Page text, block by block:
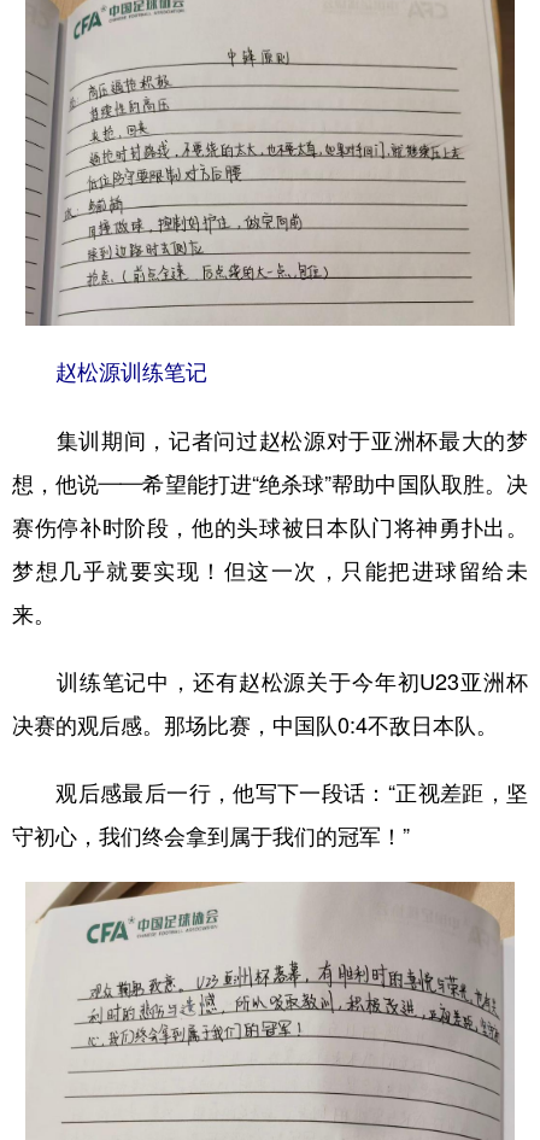
赵松源训练笔记
集训期间，记者问过赵松源对于亚洲杯最大的梦
想，他说——希望能打进“绝杀球”帮助中国队取胜。决
赛伤停补时阶段，他的头球被日本队门将神勇扑出。
梦想几乎就要实现！但这一次，只能把进球留给未
来。
训练笔记中，还有赵松源关于今年初U23亚洲杯
决赛的观后感。那场比赛，中国队0:4不敌日本队。
观后感最后一行，他写下一段话：“正视差距，坚
守初心，我们终会拿到属于我们的冠军！”